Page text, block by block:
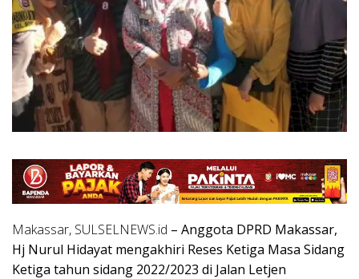
Makassar, SULSELNEWS.id – Anggota DPRD Makassar,
Hj Nurul Hidayat mengakhiri Reses Ketiga Masa Sidang
Ketiga tahun sidang 2022/2023 di Jalan Letjen